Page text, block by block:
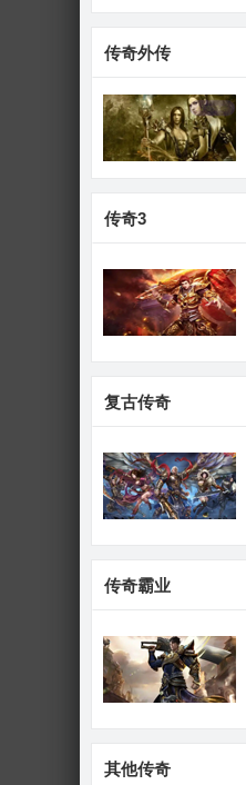
传奇外传
传奇3
复古传奇
传奇霸业
其他传奇